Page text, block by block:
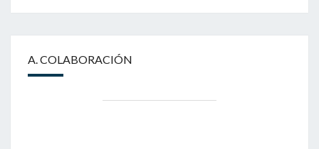
A. COLABORACIÓN